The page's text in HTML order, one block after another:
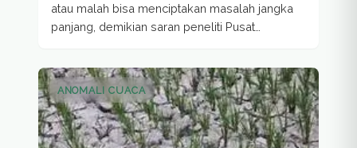
atau malah bisa menciptakan masalah jangka
panjang, demikian saran peneliti Pusat
ANOMALI CUACA